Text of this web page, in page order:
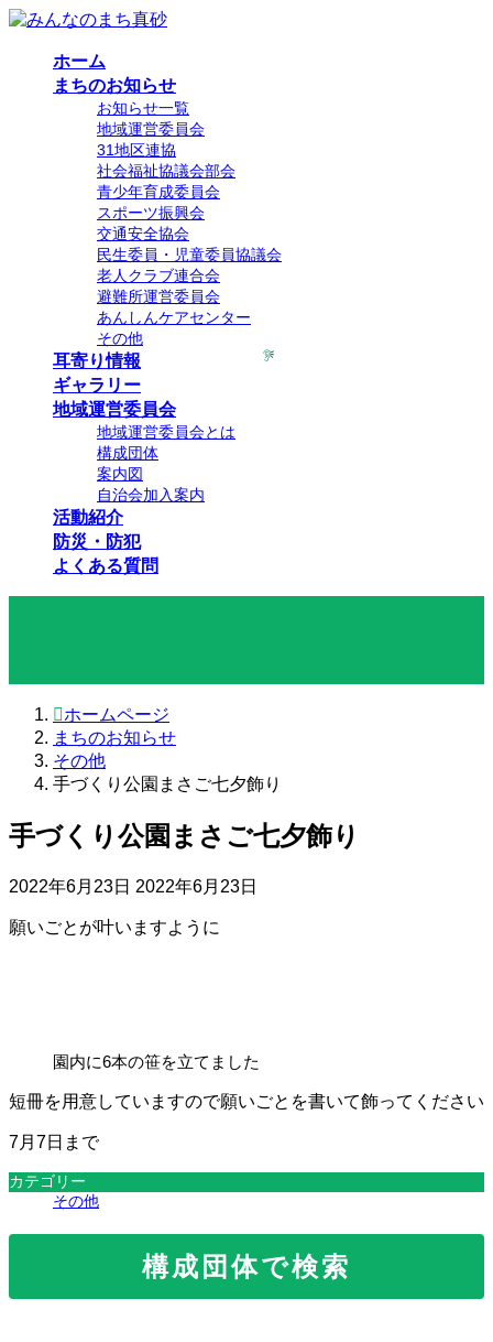
コ
ナ
ホーム
まちのお知らせ
お知らせ一覧
地域運営委員会
31地区連協
社会福祉協議会部会
青少年育成委員会
スポーツ振興会
交通安全協会
民生委員・児童委員協議会
老人クラブ連合会
避難所運営委員会
あんしんケアセンター
その他
耳寄り情報
ギャラリー
地域運営委員会
地域運営委員会とは
構成団体
案内図
自治会加入案内
活動紹介
防災・防犯
よくある質問
ホームページ
まちのお知らせ
その他
手づくり公園まさご七夕飾り
手づくり公園まさご七夕飾り
2022年6月23日 最
更
2022年6月23日
願いごとが叶いますように
園内に6本の笹を立てました
短冊を用意していますので願いごとを書いて飾ってください
7月7日まで
カテゴリー
その他
構成団体で検索